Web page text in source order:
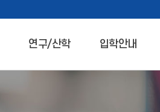
연구/산학 입학안내